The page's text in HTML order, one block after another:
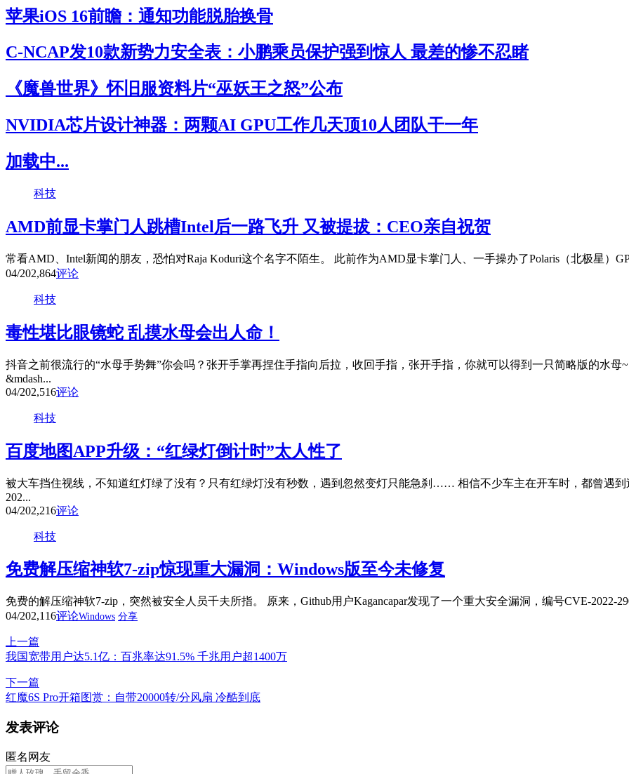
苹果iOS 16前瞻：通知功能脱胎换骨
C-NCAP发10款新势力安全表：小鹏乘员保护强到惊人 最差的惨不忍睹
《魔兽世界》怀旧服资料片“巫妖王之怒”公布
NVIDIA芯片设计神器：两颗AI GPU工作几天顶10人团队干一年
加载中...
科技
AMD前显卡掌门人跳槽Intel后一路飞升 又被提拔：CEO亲自祝贺
常看AMD、Intel新闻的朋友，恐怕对Raja Koduri这个名字不陌生。 此前作为AMD显卡掌门人、一手操办了Polaris（北极星）
04/202,864评论
科技
毒性堪比眼镜蛇 乱摸水母会出人命！
抖音之前很流行的“水母手势舞”你会吗？张开手掌再捏住手指向后拉，收回手指，张开手指，你就可以得到一只简略版的水
&mdash...
04/202,516评论
科技
百度地图APP升级：“红绿灯倒计时”太人性了
被大车挡住视线，不知道红灯绿了没有？只有红绿灯没有秒数，遇到忽然变灯只能急刹…… 相信不少车主在开车时，都曾遇
202...
04/202,216评论
科技
免费解压缩神软7-zip惊现重大漏洞：Windows版至今未修复
免费的解压缩神软7-zip，突然被安全人员千夫所指。 原来，Github用户Kagancapar发现了一个重大安全漏洞，编号CVE-2022-
04/202,116评论Windows 分享
上一篇
我国宽带用户达5.1亿：百兆率达91.5% 千兆用户超1400万
下一篇
红魔6S Pro开箱图赏：自带20000转/分风扇 冷酷到底
发表评论
匿名网友